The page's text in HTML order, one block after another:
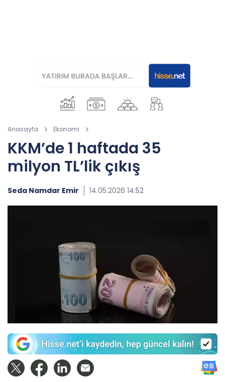
Anasayfa Ekonomi
KKM’de 1 haftada 35
milyon TL’lik çıkış
Seda Namdar Emir 14.05.2026 14:52